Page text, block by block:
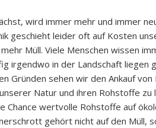
wird immer mehr und immer
geschieht leider oft auf Kosten
Müll. Viele Menschen wissen
irgendwo in der Landschaft liegen
Gründen sehen wir den Ankauf
Natur und ihren Rohstoffe
Chance wertvolle Rohstoffe auf
gehört nicht auf den Müll,